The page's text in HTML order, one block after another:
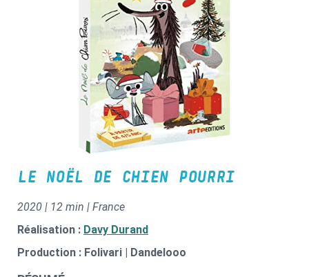
LE NOËL DE CHIEN POURRI
2020 | 12 min | France
Réalisation : Davy Durand
Production : Folivari | Dandelooo